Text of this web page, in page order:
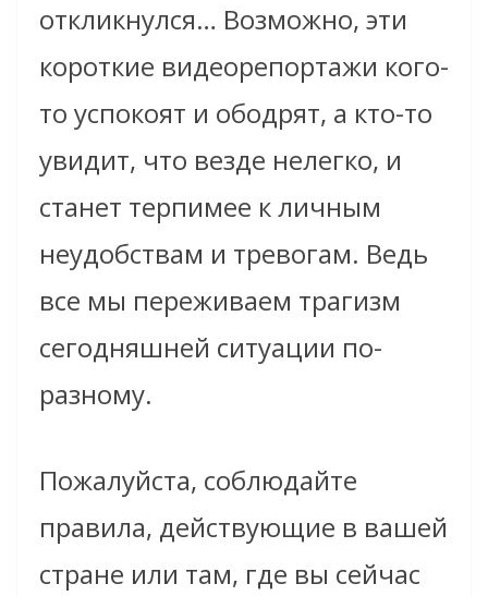
откликнулся… Возможно, эти
короткие видеорепортажи кого-
то успокоят и ободрят, а кто-то
увидит, что везде нелегко, и
станет терпимее к личным
неудобствам и тревогам. Ведь
все мы переживаем трагизм
сегодняшней ситуации по-
разному.
Пожалуйста, соблюдайте
правила, действующие в вашей
стране или там, где вы сейчас